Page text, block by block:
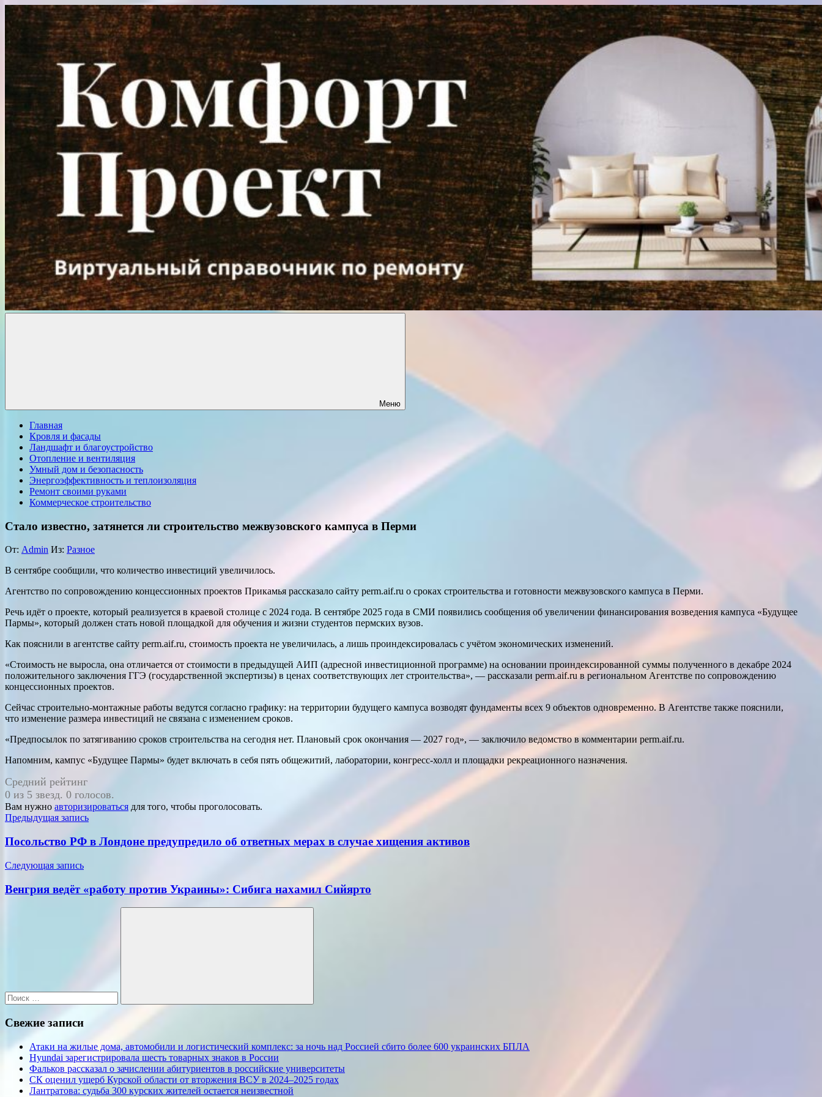
Перейти
содержимому
Меню
Главная
Кровля и фасады
Ландшафт и благоустройство
Отопление и вентиляция
Умный дом и безопасность
Энергоэффективность и теплоизоляция
Ремонт своими руками
Коммерческое строительство
Стало известно, затянется ли строительство межвузовского кампуса в Перми
От: Admin Из: Разное
В сентябре сообщили, что количество инвестиций увеличилось.
Агентство по сопровождению концессионных проектов Прикамья рассказало сайту perm.aif.ru о сроках строительства и готовности межвузовского кампуса в Перми.
Речь идёт о проекте, который реализуется в краевой столице с 2024 года. В сентябре 2025 года в СМИ появились сообщения об увеличении финансирования возведения кампуса «Будущее
Пармы», который должен стать новой площадкой для обучения и жизни студентов пермских вузов.
Как пояснили в агентстве сайту perm.aif.ru, стоимость проекта не увеличилась, а лишь проиндексировалась с учётом экономических изменений.
«Стоимость не выросла, она отличается от стоимости в предыдущей АИП (адресной инвестиционной программе) на основании проиндексированной суммы полученного в декабре 2024
положительного заключения ГГЭ (государственной экспертизы) в ценах соответствующих лет строительства», — рассказали perm.aif.ru в региональном Агентстве по сопровождению
концессионных проектов.
Сейчас строительно-монтажные работы ведутся согласно графику: на территории будущего кампуса возводят фундаменты всех 9 объектов одновременно. В Агентстве также пояснили,
что изменение размера инвестиций не связана с изменением сроков.
«Предпосылок по затягиванию сроков строительства на сегодня нет. Плановый срок окончания — 2027 год», — заключило ведомство в комментарии perm.aif.ru.
Напомним, кампус «Будущее Пармы» будет включать в себя пять общежитий, лаборатории, конгресс-холл и площадки рекреационного назначения.
Средний рейтинг
0 из 5 звезд. 0 голосов.
Вам нужно авторизироваться для того, чтобы проголосовать.
Навигация
по
Предыдущая запись
Посольство РФ в Лондоне предупредило об ответных мерах в случае хищения активов
Следующая запись
Венгрия ведёт «работу против Украины»: Сибига нахамил Сийярто
Поиск
Свежие записи
Атаки на жилые дома, автомобили и логистический комплекс: за ночь над Россией сбито более 600 украинских БПЛА
Hyundai зарегистрировала шесть товарных знаков в России
Фальков рассказал о зачислении абитуриентов в российские университеты
СК оценил ущерб Курской области от вторжения ВСУ в 2024–2025 годах
Лантратова: судьба 300 курских жителей остается неизвестной